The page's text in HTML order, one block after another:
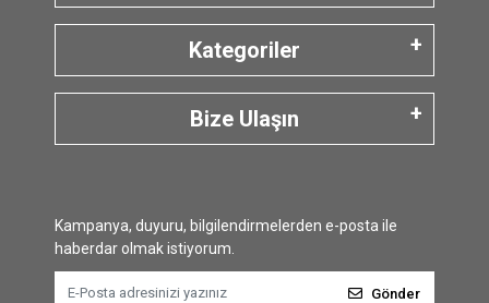
Kategoriler
Bize Ulaşın
Kampanya, duyuru, bilgilendirmelerden e-posta ile
haberdar olmak istiyorum.
Gönder